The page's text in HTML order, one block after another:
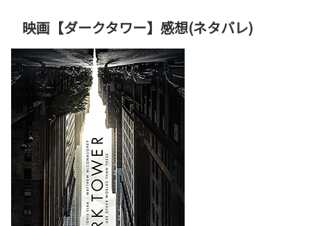
映画【ダークタワー】感想(ネタバレ)